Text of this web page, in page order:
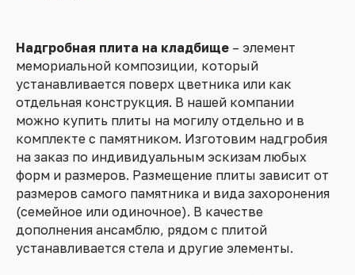
Надгробная плита на кладбище – элемент
мемориальной композиции, который
устанавливается поверх цветника или как
отдельная конструкция. В нашей компании
можно купить плиты на могилу отдельно и в
комплекте с памятником. Изготовим надгробия
на заказ по индивидуальным эскизам любых
форм и размеров. Размещение плиты зависит от
размеров самого памятника и вида захоронения
(семейное или одиночное). В качестве
дополнения ансамблю, рядом с плитой
устанавливается стела и другие элементы.